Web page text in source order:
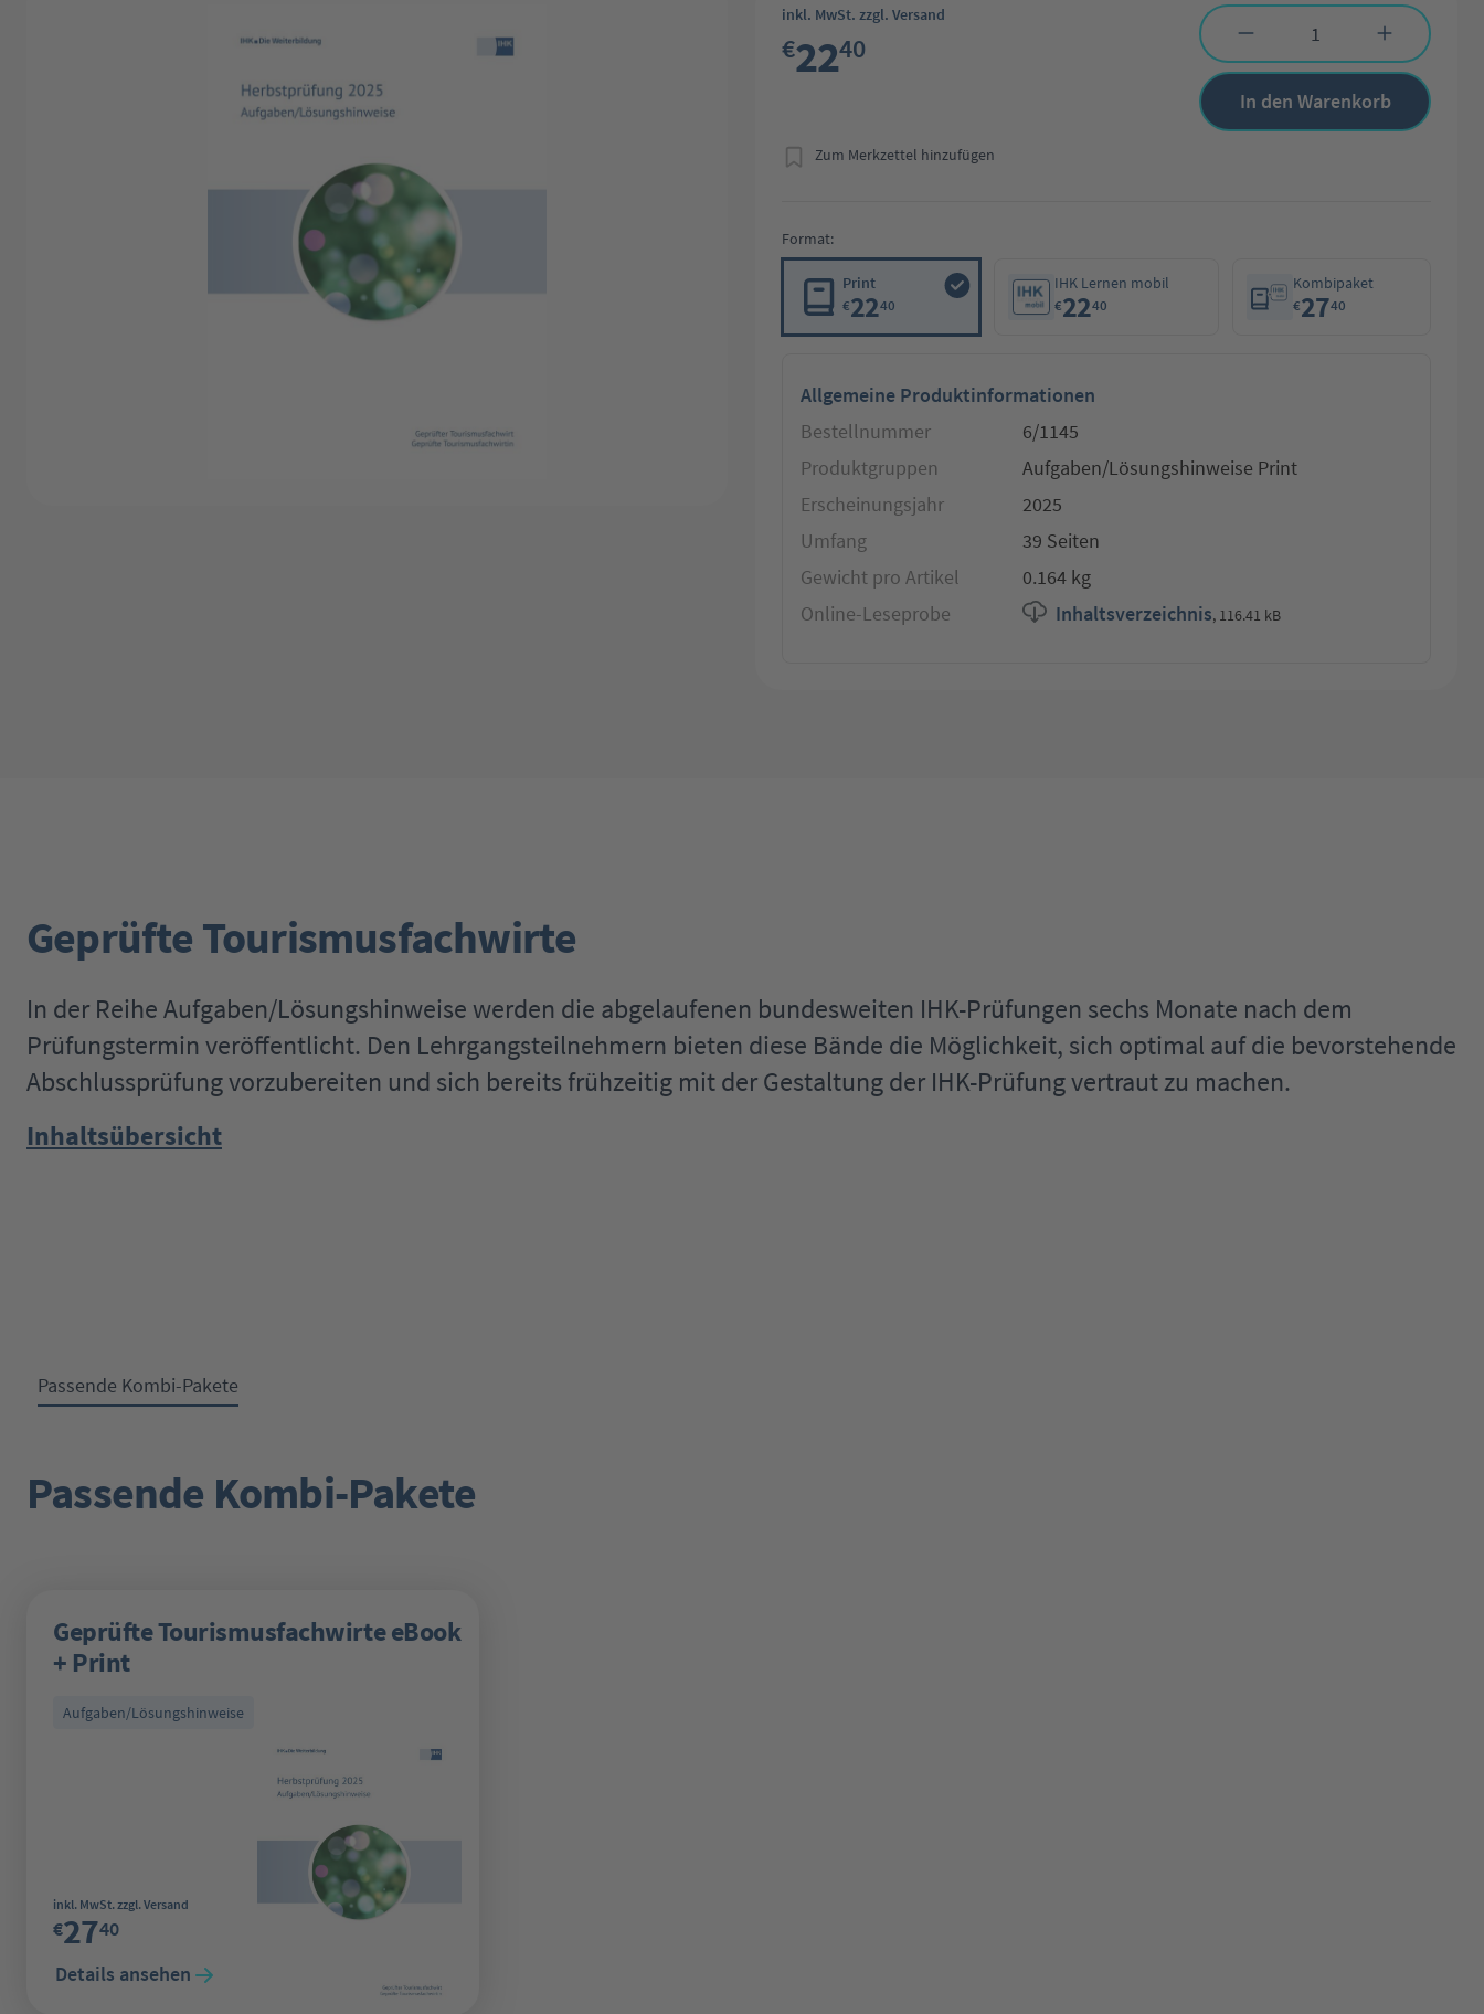
inkl. MwSt. zzgl. Versand
€2240
Produkt Anzahl: Gib den gewünschten
In den Warenkorb
Zum Merkzettel hinzufügen
Format:
Print
€2240
IHK Lernen mobil
€2240
Kombipaket
€2740
Allgemeine Produktinformationen
Bestellnummer
6/1145
Produktgruppen
Aufgaben/Lösungshinweise Print
Erscheinungsjahr
2025
Umfang
39 Seiten
Gewicht pro Artikel
0.164 kg
Online-Leseprobe
Inhaltsverzeichnis, 116.41 kB
Geprüfte Tourismusfachwirte
In der Reihe Aufgaben/Lösungshinweise werden die abgelaufenen bundesweiten IHK-Prüfungen sechs Monate nach dem
Prüfungstermin veröffentlicht. Den Lehrgangsteilnehmern bieten diese Bände die Möglichkeit, sich optimal auf die bevorstehende
Abschlussprüfung vorzubereiten und sich bereits frühzeitig mit der Gestaltung der IHK-Prüfung vertraut zu machen.
Inhaltsübersicht
Passende Kombi-Pakete
Produktgalerie überspringen
Passende Kombi-Pakete
Geprüfte Tourismusfachwirte eBook
+ Print
Aufgaben/Lösungshinweise
Regulärer Preis:
inkl. MwSt. zzgl. Versand
€2740
Details ansehen